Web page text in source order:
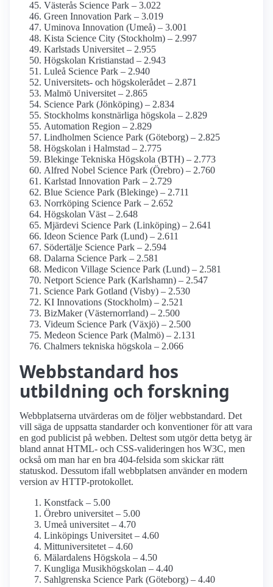
Västerås Science Park – 3.022
Green Innovation Park – 3.019
Uminova Innovation (Umeå) – 3.001
Kista Science City (Stockholm) – 2.997
Karlstads Universitet – 2.955
Högskolan Kristianstad – 2.943
Luleå Science Park – 2.940
Universitets- och högskolerådet – 2.871
Malmö Universitet – 2.865
Science Park (Jönköping) – 2.834
Stockholms konstnärliga högskola – 2.829
Automation Region – 2.829
Lindholmen Science Park (Göteborg) – 2.825
Högskolan i Halmstad – 2.775
Blekinge Tekniska Högskola (BTH) – 2.773
Alfred Nobel Science Park (Örebro) – 2.760
Karlstad Innovation Park – 2.729
Blue Science Park (Blekinge) – 2.711
Norrköping Science Park – 2.652
Högskolan Väst – 2.648
Mjärdevi Science Park (Linköping) – 2.641
Ideon Science Park (Lund) – 2.611
Södertälje Science Park – 2.594
Dalarna Science Park – 2.581
Medicon Village Science Park (Lund) – 2.581
Netport Science Park (Karlshamn) – 2.547
Science Park Gotland (Visby) – 2.530
KI Innovations (Stockholm) – 2.521
BizMaker (Västernorrland) – 2.500
Videum Science Park (Växjö) – 2.500
Medeon Science Park (Malmö) – 2.131
Chalmers tekniska högskola – 2.066
Webbstandard hos
utbildning och forskning
Webbplatserna utvärderas om de följer webbstandard. Det
vill säga de uppsatta standarder och konventioner för att vara
en god publicist på webben. Deltest som utgör detta betyg är
bland annat HTML- och CSS-valideringen hos W3C, men
också om man har en bra 404-felsida som skickar rätt
statuskod. Dessutom ifall webbplatsen använder en modern
version av HTTP-protokollet.
Konstfack – 5.00
Örebro universitet – 5.00
Umeå universitet – 4.70
Linköpings Universitet – 4.60
Mitt­universitetet – 4.60
Mälardalens Högskola – 4.50
Kungliga Musik­högskolan – 4.40
Sahlgrenska Science Park (Göteborg) – 4.40